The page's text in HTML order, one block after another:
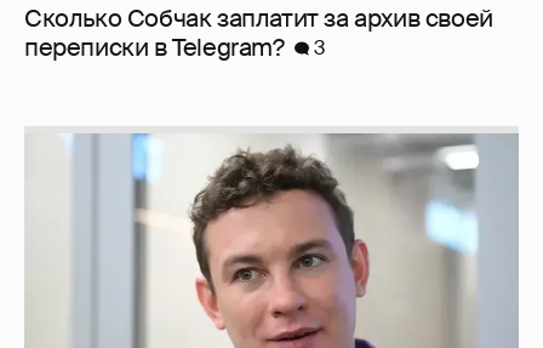
Сколько Собчак заплатит за архив своей
перeписки в Telegram?
3